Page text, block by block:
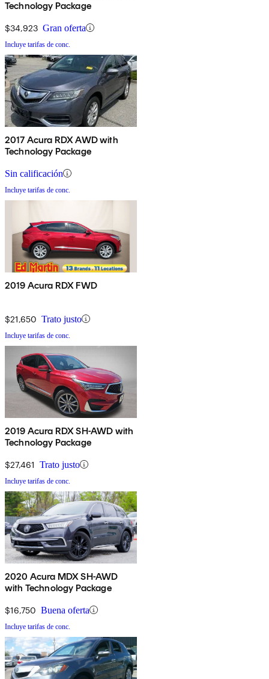
Technology Package
$34,923 Gran oferta
Incluye tarifas de conc.
2017 Acura RDX AWD with
Technology Package
Sin calificación
Incluye tarifas de conc.
2019 Acura RDX FWD
$21,650 Trato justo
Incluye tarifas de conc.
2019 Acura RDX SH-AWD with
Technology Package
$27,461 Trato justo
Incluye tarifas de conc.
2020 Acura MDX SH-AWD
with Technology Package
$16,750 Buena oferta
Incluye tarifas de conc.